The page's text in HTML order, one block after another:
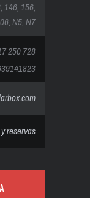
146, 156,
N5, N7
250 728
reservas